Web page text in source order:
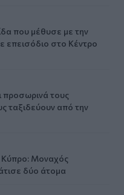
που μέθυσε με την
επεισόδιο στο Κέντρο
προσωρινά τους
ταξιδεύουν από την
Κύπρο: Μοναχός
δύο άτομα